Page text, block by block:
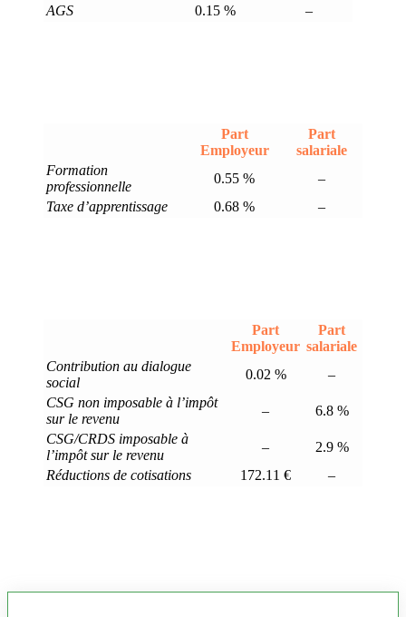
AGS
0.15 % –
Part
Employeur
Part
salariale
Formation
professionnelle
0.55 %
–
Taxe d’apprentissage
0.68 % –
Part
Employeur
Part
salariale
Contribution au dialogue
social
0.02 %
–
CSG non imposable à l’impôt
sur le revenu
–
6.8 %
CSG/CRDS imposable à
l’impôt sur le revenu
–
2.9 %
Réductions de cotisations
172.11 € –